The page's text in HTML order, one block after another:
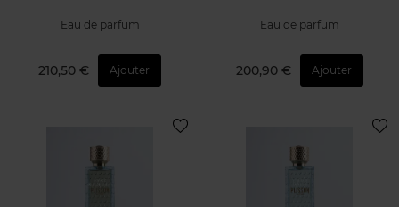
Eau de parfum
210,50 € Ajouter
Eau de parfum
200,90 € Ajouter